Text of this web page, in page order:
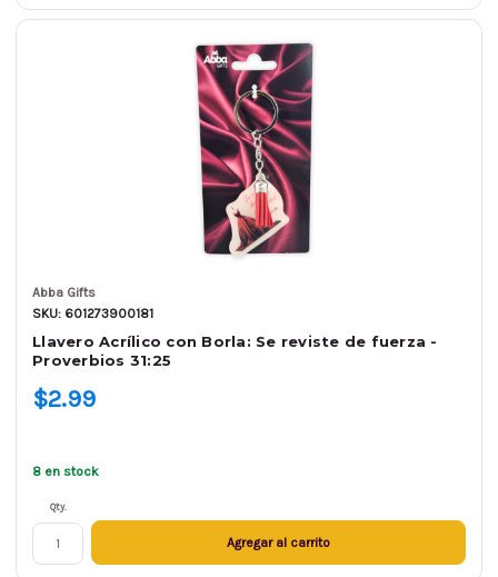
Abba Gifts
SKU: 601273900181
Llavero Acrílico con Borla: Se reviste de fuerza -
Proverbios 31:25
$2.99
8 en stock
Qty.
Agregar al carrito